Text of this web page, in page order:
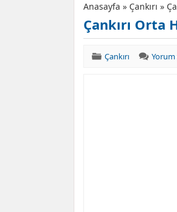
Anasayfa » Çankırı »
Çankırı Orta
Çankırı Yorum